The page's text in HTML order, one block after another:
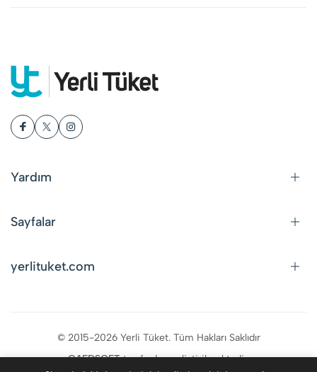
Yardım
Sayfalar
yerlituket.com
© 2015-2026 Yerli Tüket. Tüm Hakları Saklıdır
CAFDSOFTtarafından geliştirilmektedir.